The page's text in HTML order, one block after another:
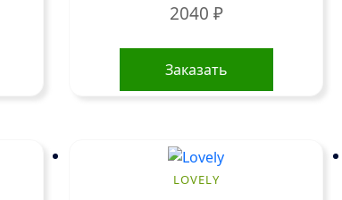
2040 ₽
Заказать
LOVELY